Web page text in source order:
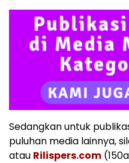
Sedangkan untuk
puluhan media lainnya,
atau Rilispers.com